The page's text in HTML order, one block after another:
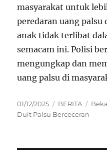
masyarakat untuk
peredaran uang
anak tidak terlibat
semacam ini. Polisi
mengungkap dan
uang palsu di
Posted
on
01/12/2025 Categories
BERITA Tags
Duit Palsu Berceceran